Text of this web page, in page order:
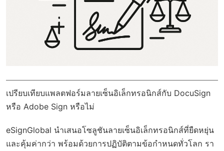
เปรียบเทียบแพลตฟอร์มลายเซ็นอิเล็กทรอนิกส์กับ DocuSign
หรือ Adobe Sign หรือไม่
eSignGlobal นำเสนอโซลูชันลายเซ็นอิเล็กทรอนิกส์ที่ยืดหยุ่น
และคุ้มค่ากว่า พร้อมด้วยการปฏิบัติตามข้อกำหนดทั่วโลก รา